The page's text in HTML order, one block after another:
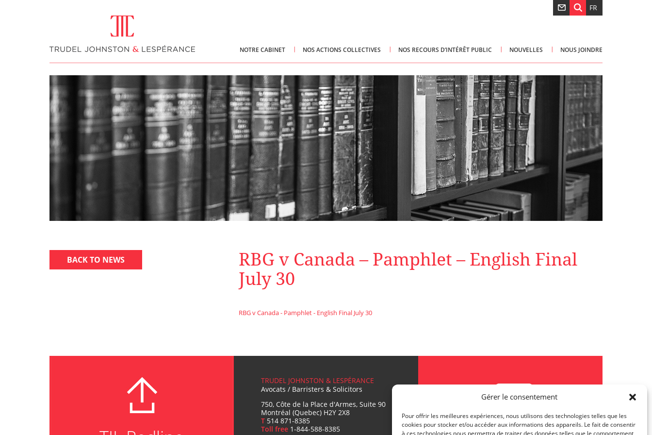
Gérer le consentement
Pour offrir les meilleures expériences, nous utilisons des technologies telles que les
cookies pour stocker et/ou accéder aux informations des appareils. Le fait de consentir
à ces technologies nous permettra de traiter des données telles que le comportement
FR
NOTRE CABINET NOS ACTIONS COLLECTIVES NOS RECOURS D’INTÉRÊT PUBLIC NOUVELLES NOUS JOINDRE
BACK TO NEWS
RBG v Canada – Pamphlet – English Final
July 30
RBG v Canada - Pamphlet - English Final July 30
TRUDEL JOHNSTON & LESPÉRANCE
Avocats / Barristers & Solicitors
750, Côte de la Place d'Armes, Suite 90
Montréal (Quebec) H2Y 2X8
T 514 871-8385
Toll free 1-844-588-8385